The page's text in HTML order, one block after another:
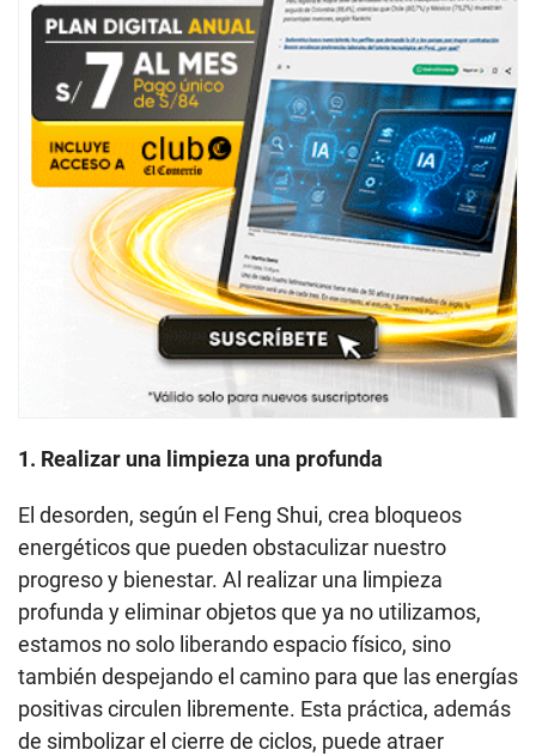
1. Realizar una limpieza una profunda
El desorden, según el Feng Shui, crea bloqueos
energéticos que pueden obstaculizar nuestro
progreso y bienestar. Al realizar una limpieza
profunda y eliminar objetos que ya no utilizamos,
estamos no solo liberando espacio físico, sino
también despejando el camino para que las energías
positivas circulen libremente. Esta práctica, además
de simbolizar el cierre de ciclos, puede atraer